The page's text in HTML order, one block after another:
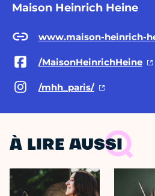
Maison Heinrich Heine
www.maison-heinrich-
/MaisonHeinrichHeine
/mhh_paris/
À LIRE AUSSI